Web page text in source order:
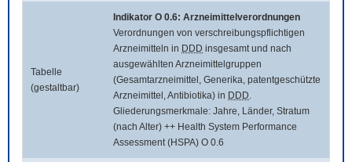
Tabelle
(gestaltbar)
Indikator O 0.6: Arzneimittelverordnungen
Verordnungen von verschreibungspflichtigen
Arzneimitteln in DDD insgesamt und nach
ausgewählten Arzneimittelgruppen
(Gesamtarzneimittel, Generika, patentgeschützte
Arzneimittel, Antibiotika) in DDD.
Gliederungsmerkmale: Jahre, Länder, Stratum
(nach Alter) ++ Health System Performance
Assessment (HSPA) O 0.6